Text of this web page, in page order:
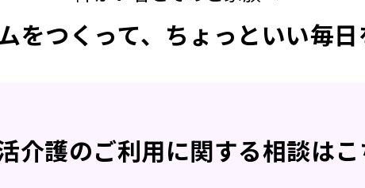
をつくって、ちょっといい毎
介護のご利用に関する相談は